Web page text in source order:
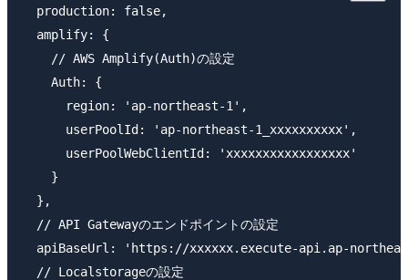
  production: false,
  amplify: {
    // AWS Amplify(Auth)の設定
    Auth: {
      region: 'ap-northeast-1',
      userPoolId: 'ap-northeast-1_xxxxxxxxxx',
      userPoolWebClientId: 'xxxxxxxxxxxxxxxxx'
    }
  },
  // API Gatewayのエンドポイントの設定
apiBaseUrl: 'https://xxxxxx.execute-api.ap-
  // Localstorageの設定